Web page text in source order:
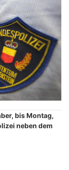
bis Montag,
neben dem